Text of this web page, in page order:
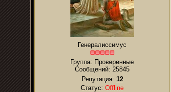
Генералиссимус
Группа: Проверенные
Сообщений: 25845
Репутация: 12
Статус: Offline